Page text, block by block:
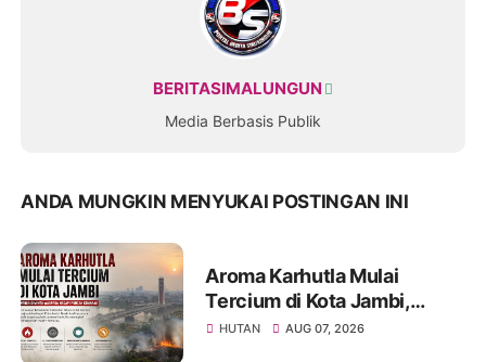
BERITASIMALUNGUN
Media Berbasis Publik
ANDA MUNGKIN MENYUKAI POSTINGAN INI
Aroma Karhutla Mulai
Tercium di Kota Jambi,
Warga Diminta Waspada
HUTAN AUG 07, 2026